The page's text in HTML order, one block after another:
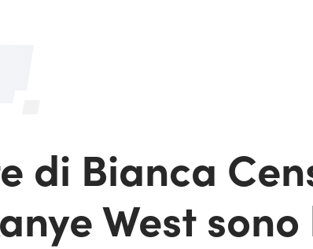
di Bianca
West